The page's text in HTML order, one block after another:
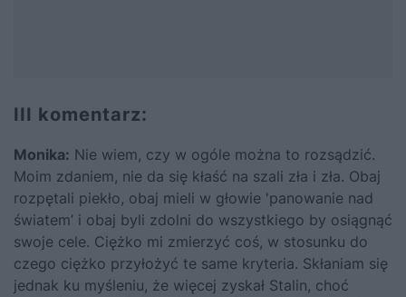
III komentarz:
Monika: Nie wiem, czy w ogóle można to rozsądzić.
Moim zdaniem, nie da się kłaść na szali zła i zła. Obaj
rozpętali piekło, obaj mieli w głowie 'panowanie nad
światem’ i obaj byli zdolni do wszystkiego by osiągnąć
swoje cele. Ciężko mi zmierzyć coś, w stosunku do
czego ciężko przyłożyć te same kryteria. Skłaniam się
jednak ku myśleniu, że więcej zyskał Stalin, choć